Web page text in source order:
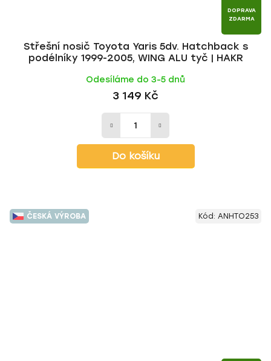
DOPRAVA
ZDARMA
Střešní nosič Toyota Yaris 5dv. Hatchback s
podélníky 1999-2005, WING ALU tyč | HAKR
Odesíláme do 3-5 dnů
3 149 Kč
Do košíku
ČESKÁ VÝROBA Kód: ANHTO253